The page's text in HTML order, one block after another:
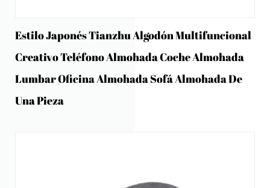
Estilo Japonés Tianzhu Algodón Multifuncional
Creativo Teléfono Almohada Coche Almohada
Lumbar Oficina Almohada Sofá Almohada De
Una Pieza